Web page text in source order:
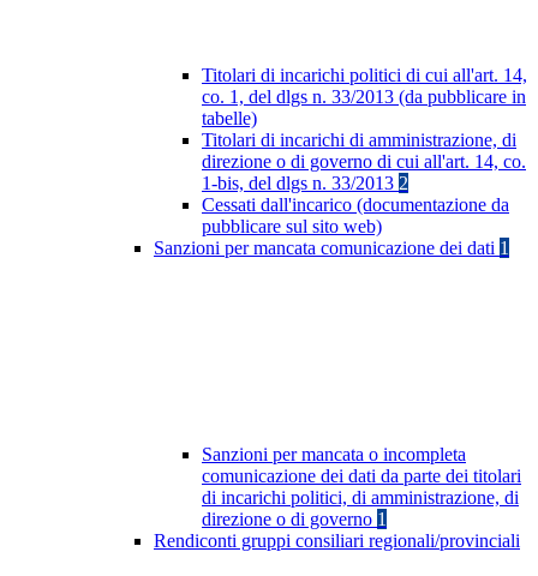
Titolari di incarichi politici di cui all'art. 14,
co. 1, del dlgs n. 33/2013 (da pubblicare in
tabelle)
Titolari di incarichi di amministrazione, di
direzione o di governo di cui all'art. 14, co.
1-bis, del dlgs n. 33/2013 2
Cessati dall'incarico (documentazione da
pubblicare sul sito web)
Sanzioni per mancata comunicazione dei dati 1
Sanzioni per mancata o incompleta
comunicazione dei dati da parte dei titolari
di incarichi politici, di amministrazione, di
direzione o di governo 1
Rendiconti gruppi consiliari regionali/provinciali